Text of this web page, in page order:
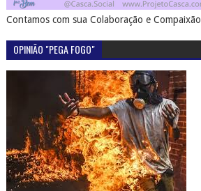
Contamos com sua Colaboração e Compaixão
OPINIÃO "PEGA FOGO"